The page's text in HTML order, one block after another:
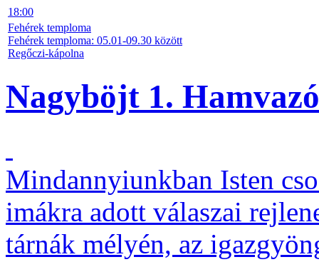
18:00
Fehérek temploma
Fehérek temploma: 05.01-09.30 között
Regőczi-kápolna
Nagyböjt 1.
Mindannyiunkban Isten
imákra adott válaszai
tárnák mélyén, az